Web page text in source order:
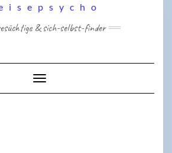
& sich-selbst-finder
Toggle Navigation